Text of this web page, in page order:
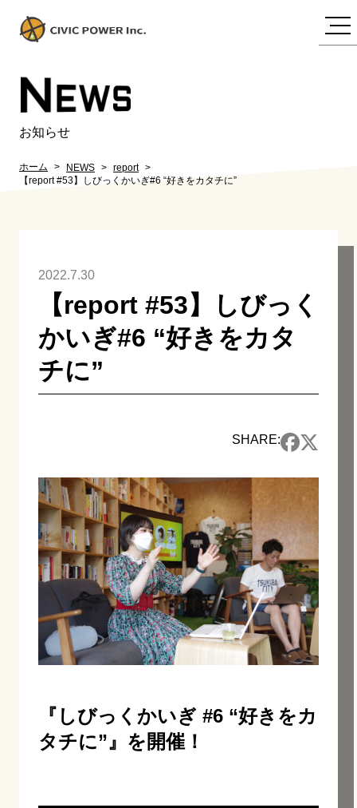
NEWS
お知らせ
ホーム NEWS
report
【report #53】しびっくかいぎ#6 “好きをカタチに”
2022.7.30
【report #53】しびっく
かいぎ#6 “好きをカタ
チに”
SHARE:
『しびっくかいぎ #6 “好きをカ
タチに”』を開催！